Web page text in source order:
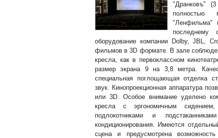
"Дранковъ"
полностью
"Ленфильма"
последнему
оборудование компании Dolby, JBL,
фильмов в 3D формате. В зале
кресла, как в первоклассном
размер экрана 9 на 3,8 метра.
специальная поглощающая отделка
звук. Кинопроекционная аппаратура
или 3D. Особое внимание уделено
кресла с эргономичным
подлокотниками и
кондиционирования. Имеются
сцена и предусмотрена